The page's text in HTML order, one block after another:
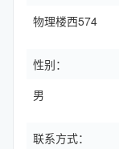
物理楼西574
性别：
男
联系方式：